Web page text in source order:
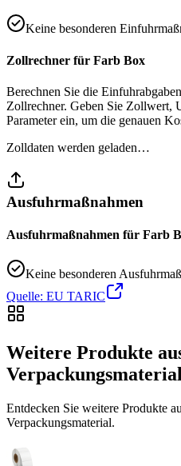
Keine besonderen
Zollrechner für Farb Box
Berechnen Sie die
Zollrechner. Geben Sie Zollwert,
Parameter ein, um die genauen
Zolldaten werden geladen…
Ausfuhrmaßnahmen
Ausfuhrmaßnahmen für Farb
Keine besonderen
Quelle: EU TARIC
Weitere Produkte
Verpackungsmaterial
Entdecken Sie weitere Produkte
Verpackungsmaterial.